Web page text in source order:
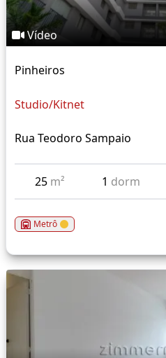
Vídeo
Pinheiros
Studio/Kitnet
Rua Teodoro Sampaio
25 m² 1 dorm
Metrô